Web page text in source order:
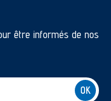
être informés de nos